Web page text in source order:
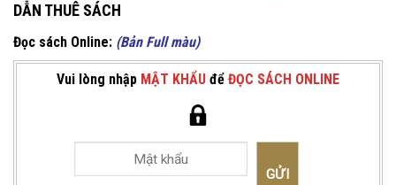
DẪN THUÊ SÁCH
Đọc sách Online: (Bản Full màu)
Vui lòng nhập MẬT KHẨU để ĐỌC SÁCH ONLINE